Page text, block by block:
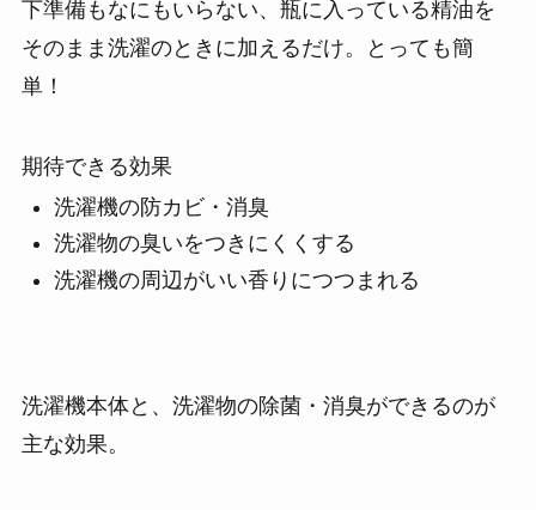
下準備もなにもいらない、瓶に入っている精油を
そのまま洗濯のときに加えるだけ。とっても簡
単！
期待できる効果
洗濯機の防カビ・消臭
洗濯物の臭いをつきにくくする
洗濯機の周辺がいい香りにつつまれる
洗濯機本体と、洗濯物の除菌・消臭ができるのが
主な効果。